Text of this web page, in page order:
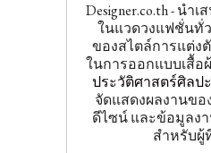
Designer.co.th - นำ
ในแวดวงแฟชั่นทั่
ของสไตล์การแต่ง
ในการออกแบบเสื้อ
ประวัติศาสตร์ศิลป
จัดแสดงผลงานข
ดีไซน์ และข้อมูลง
สำหรับผู้